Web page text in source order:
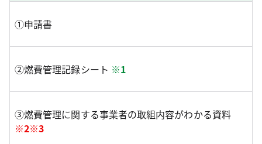
①申請書
②燃費管理記録シート ※1
③燃費管理に関する事業者の取組内容がわかる資料
※2※3